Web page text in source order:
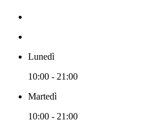
Lunedì
10:00 - 21:00
Martedì
10:00 - 21:00